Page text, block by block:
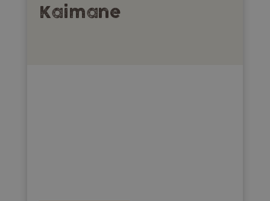
Kaimane